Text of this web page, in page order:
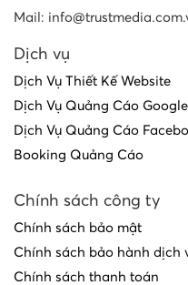
Mail:
Dịch vụ
Dịch Vụ Thiết Kế Website
Dịch Vụ Quảng Cáo
Dịch Vụ Quảng Cáo
Booking Quảng Cáo
Chính sách công ty
Chính sách bảo mật
Chính sách bảo hành dịch
Chính sách thanh toán